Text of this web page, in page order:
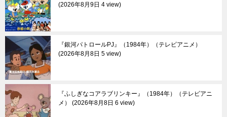
2026年8月9日 4 view
『銀河パトロールPJ』（1984年）（テレビアニメ）
2026年8月8日 5 view
『ふしぎなコアラブリンキー』（1984年）（テレビアニ
メ）
2026年8月8日 6 view